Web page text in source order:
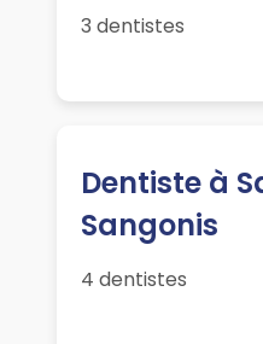
3 dentistes
Dentiste à
Sangonis
4 dentistes